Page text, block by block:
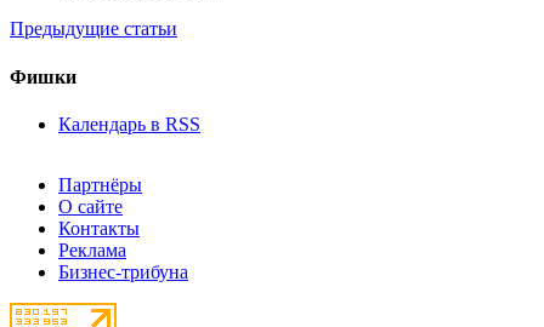
Предыдущие статьи
Фишки
Календарь в RSS
Партнёры
О сайте
Контакты
Реклама
Бизнес-трибуна